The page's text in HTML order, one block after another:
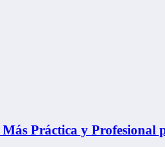
Práctica y Profesional